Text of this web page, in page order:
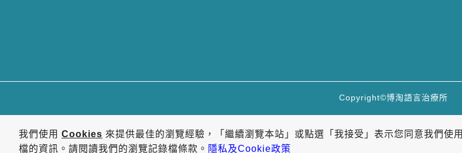
作者:
分類:
Copyright©博淘語言治療所
我們使用 Cookies 來提供最佳的瀏覽經驗，「繼續瀏覽本站」或點選「我接受」表示您同意我們使用
檔的資訊。請閱讀我們的瀏覽記錄檔條款。 隱私及Cookie政策